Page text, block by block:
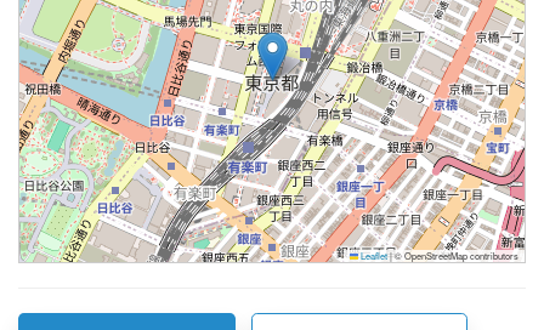
Leaflet|© OpenStreetMap contributors